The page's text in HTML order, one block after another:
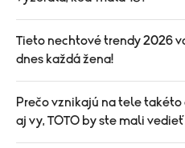
Tieto nechtové trendy 2026
dnes každá žena!
Prečo vznikajú na tele
aj vy, TOTO by ste mali